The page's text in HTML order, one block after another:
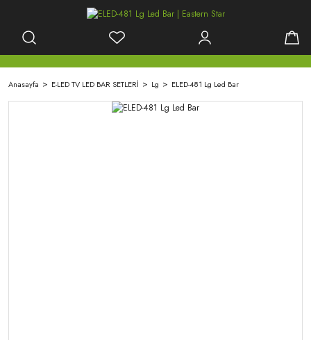
Anasayfa E-LED TV LED BAR SETLERİ Lg ELED-481 Lg Led Bar